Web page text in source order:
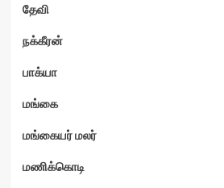
தேவி
நக்கீரன்
பாக்யா
மங்கை
மங்கையர் மலர்
மணிக்கொடி